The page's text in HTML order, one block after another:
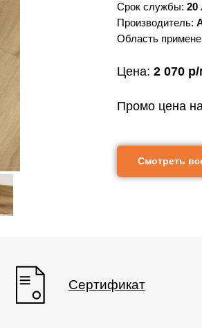
Срок службы: 20
Производитель:
Область
Цена: 2 070
Промо цена
Смотреть
Сертификат